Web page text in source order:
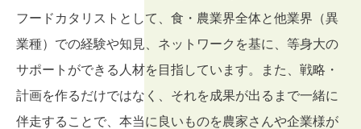
フードカタリストとして、食・農業界全体と他業界（異
業種）での経験や知見、ネットワークを基に、等身大の
サポートができる人材を目指しています。また、戦略・
計画を作るだけではなく、それを成果が出るまで一緒に
伴走することで、本当に良いものを農家さんや企業様が